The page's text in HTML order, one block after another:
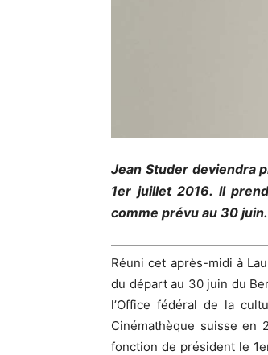
Jean Studer deviendra
1er juillet 2016. Il
comme prévu au 30 juin.
Réuni cet après-midi à
du départ au 30 juin du
l’Office fédéral de la
Cinémathèque suisse
fonction de président le